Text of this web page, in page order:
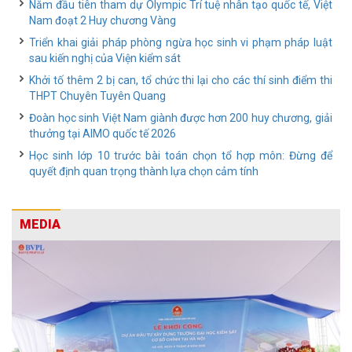
Năm đầu tiên tham dự Olympic Trí tuệ nhân tạo quốc tế, Việt
Nam đoạt 2 Huy chương Vàng
Triển khai giải pháp phòng ngừa học sinh vi phạm pháp luật
sau kiến nghị của Viện kiểm sát
Khởi tố thêm 2 bị can, tổ chức thi lại cho các thí sinh điểm thi
THPT Chuyên Tuyên Quang
Đoàn học sinh Việt Nam giành được hơn 200 huy chương, giải
thưởng tại AIMO quốc tế 2026
Học sinh lớp 10 trước bài toán chọn tổ hợp môn: Đừng để
quyết định quan trọng thành lựa chọn cảm tính
MEDIA